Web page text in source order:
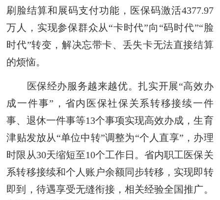
刷脸结算和展码支付功能，医保码激活4377.97
万人，实现参保群众从“卡时代”向“码时代”“脸
时代”转变，解决忘带卡、丢失卡无法直接结算
的烦恼。
医保经办服务越来越优。扎实开展“高效办
成一件事”，省内医保社保关系转移接续一件
事、退休一件事等13个事项实现高效办成，生育
津贴发放从“单位中转”调整为“个人直享”，办理
时限从30天缩短至10个工作日。省内职工医保关
系转移接续和个人账户余额同步转移，实现即转
即到，待遇享受无缝衔接，相关经验全国推广。